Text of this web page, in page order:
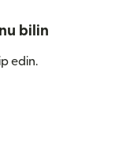
bilin
edin.